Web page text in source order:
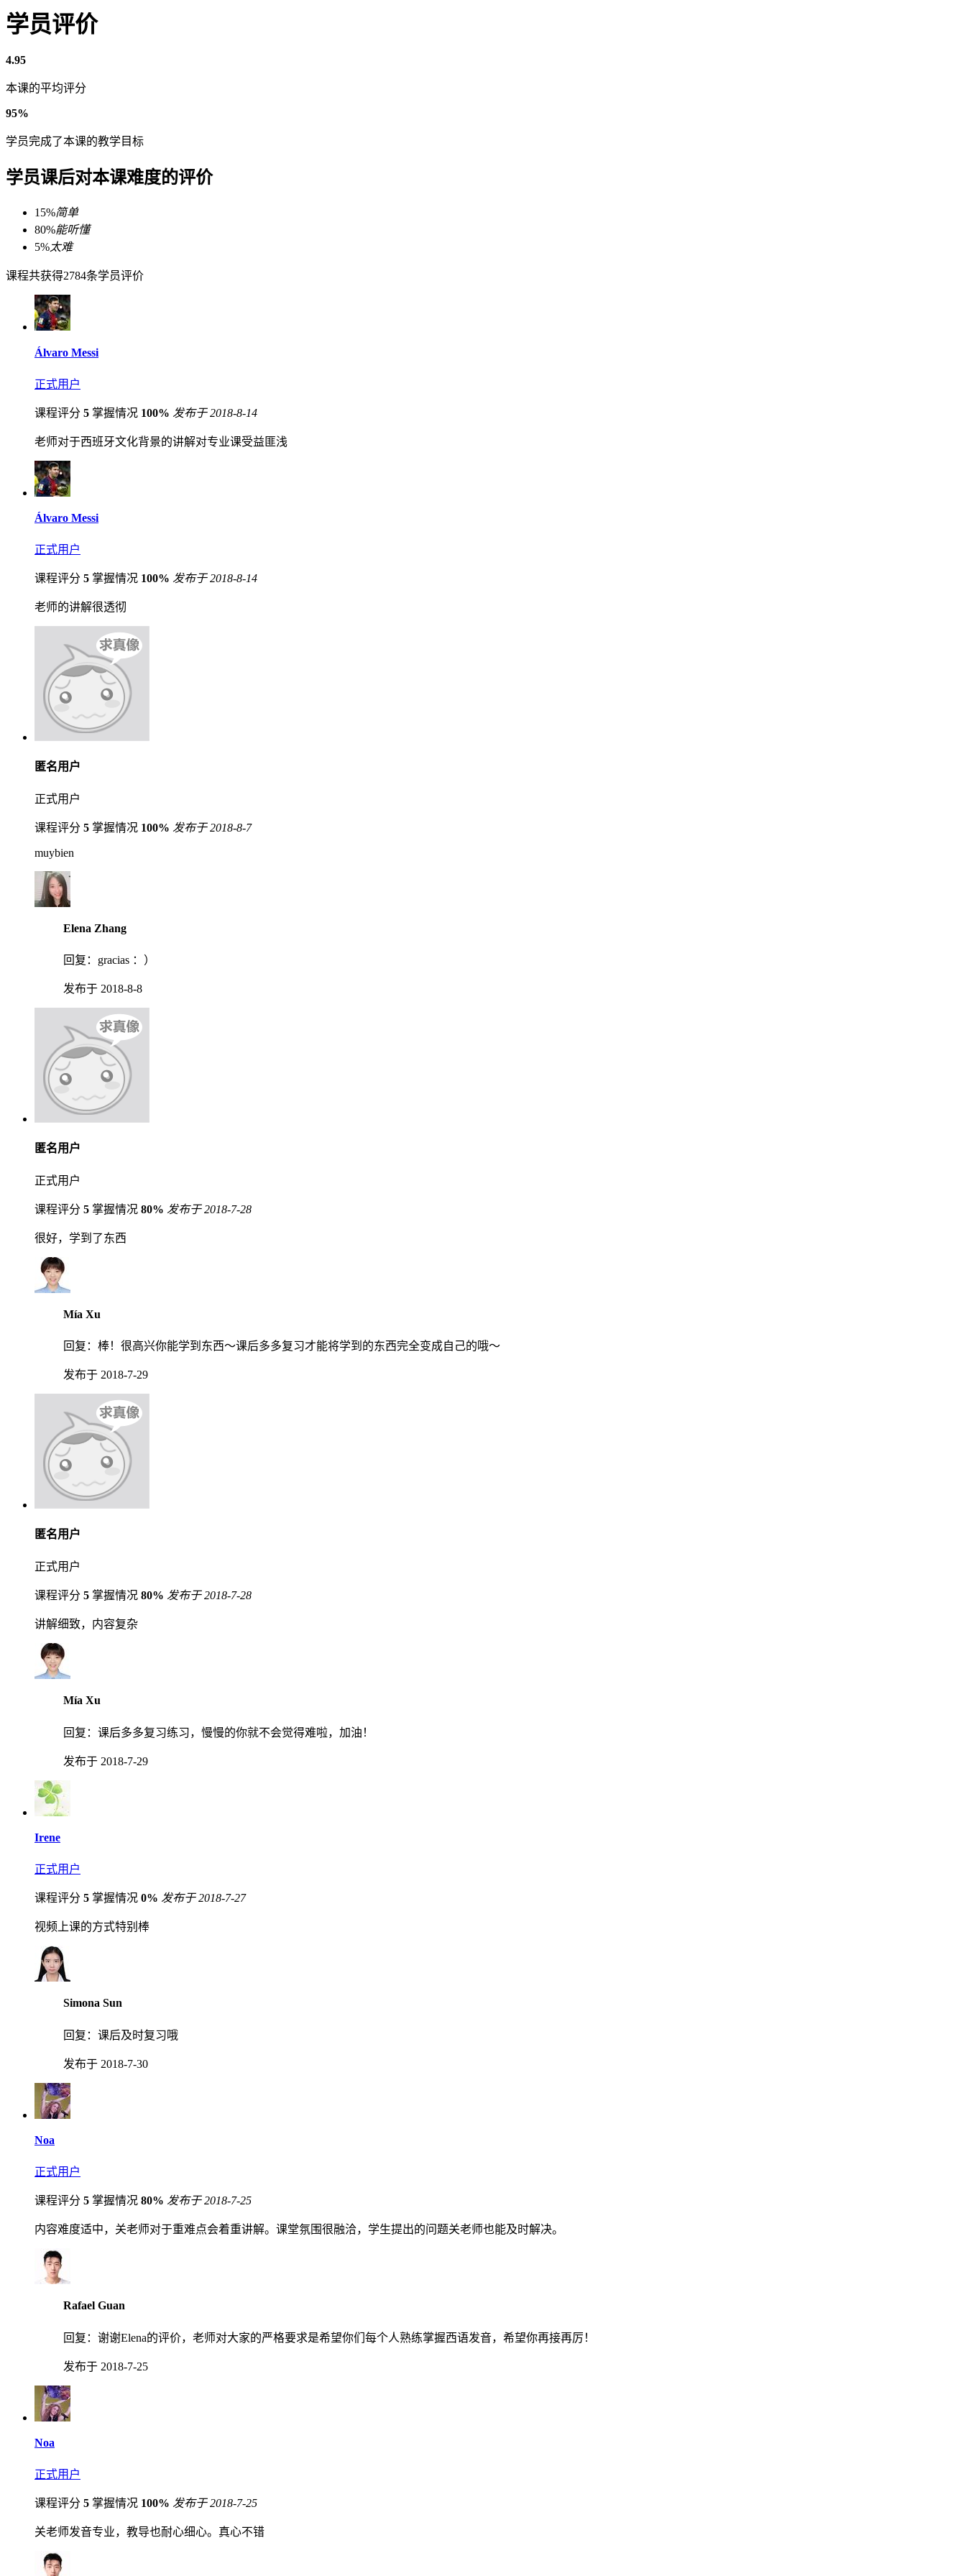
学员评价
4.95
本课的平均评分
95%
学员完成了本课的教学目标
学员课后对本课难度的评价
15%简单
80%能听懂
5%太难
课程共获得2784条学员评价
Álvaro Messi
正式用户
课程评分 5 掌握情况 100% 发布于 2018-8-14
老师对于西班牙文化背景的讲解对专业课受益匪浅
Álvaro Messi
正式用户
课程评分 5 掌握情况 100% 发布于 2018-8-14
老师的讲解很透彻
匿名用户
正式用户
课程评分 5 掌握情况 100% 发布于 2018-8-7
muybien
Elena Zhang
回复： gracias ：）
发布于 2018-8-8
匿名用户
正式用户
课程评分 5 掌握情况 80% 发布于 2018-7-28
很好，学到了东西
Mía Xu
回复： 棒！很高兴你能学到东西～课后多多复习才能将学到的东西完全变成自己的哦～
发布于 2018-7-29
匿名用户
正式用户
课程评分 5 掌握情况 80% 发布于 2018-7-28
讲解细致，内容复杂
Mía Xu
回复： 课后多多复习练习，慢慢的你就不会觉得难啦，加油！
发布于 2018-7-29
Irene
正式用户
课程评分 5 掌握情况 0% 发布于 2018-7-27
视频上课的方式特别棒
Simona Sun
回复： 课后及时复习哦
发布于 2018-7-30
Noa
正式用户
课程评分 5 掌握情况 80% 发布于 2018-7-25
内容难度适中，关老师对于重难点会着重讲解。课堂氛围很融洽，学生提出的问题关老师也能及时解决。
Rafael Guan
回复： 谢谢Elena的评价，老师对大家的严格要求是希望你们每个人熟练掌握西语发音，希望你再接再厉！
发布于 2018-7-25
Noa
正式用户
课程评分 5 掌握情况 100% 发布于 2018-7-25
关老师发音专业，教导也耐心细心。真心不错